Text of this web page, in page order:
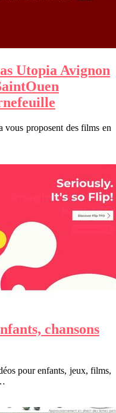
Utopia Avignon
vous proposent des films en
chansons
pour enfants, jeux, films,